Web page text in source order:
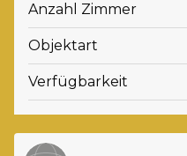
Anzahl Zimmer
Objektart
Verfügbarkeit